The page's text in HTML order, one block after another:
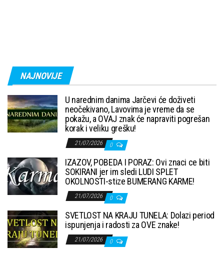
NAJNOVIJE
U narednim danima Jarčevi će doživeti
neočekivano, Lavovima je vreme da se
pokažu, a OVAJ znak će napraviti pogrešan
korak i veliku grešku!
21/07/2026 0
IZAZOV, POBEDA I PORAZ: Ovi znaci ce biti
SOKIRANI jer im sledi LUDI SPLET
OKOLNOSTI-stize BUMERANG KARME!
21/07/2026 0
SVETLOST NA KRAJU TUNELA: Dolazi period
ispunjenja i radosti za OVE znake!
21/07/2026 0